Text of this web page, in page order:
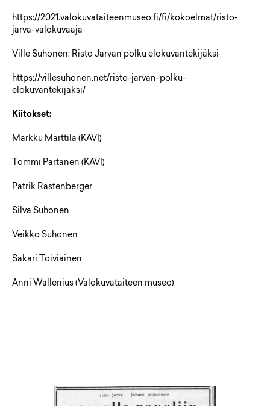
https://2021.valokuvataiteenmuseo.fi/fi/kokoelmat/risto-
jarva-valokuvaaja
Ville Suhonen: Risto Jarvan polku elokuvantekijäksi
https://villesuhonen.net/risto-jarvan-polku-
elokuvantekijaksi/
Kiitokset:
Markku Marttila (KAVI)
Tommi Partanen (KAVI)
Patrik Rastenberger
Silva Suhonen
Veikko Suhonen
Sakari Toiviainen
Anni Wallenius (Valokuvataiteen museo)